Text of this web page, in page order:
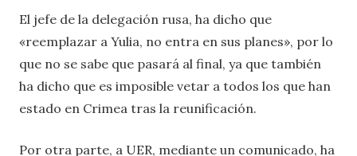
El jefe de la delegación rusa, ha dicho que
«reemplazar a Yulia, no entra en sus planes», por lo
que no se sabe que pasará al final, ya que también
ha dicho que es imposible vetar a todos los que han
estado en Crimea tras la reunificación.
Por otra parte, a UER, mediante un comunicado, ha